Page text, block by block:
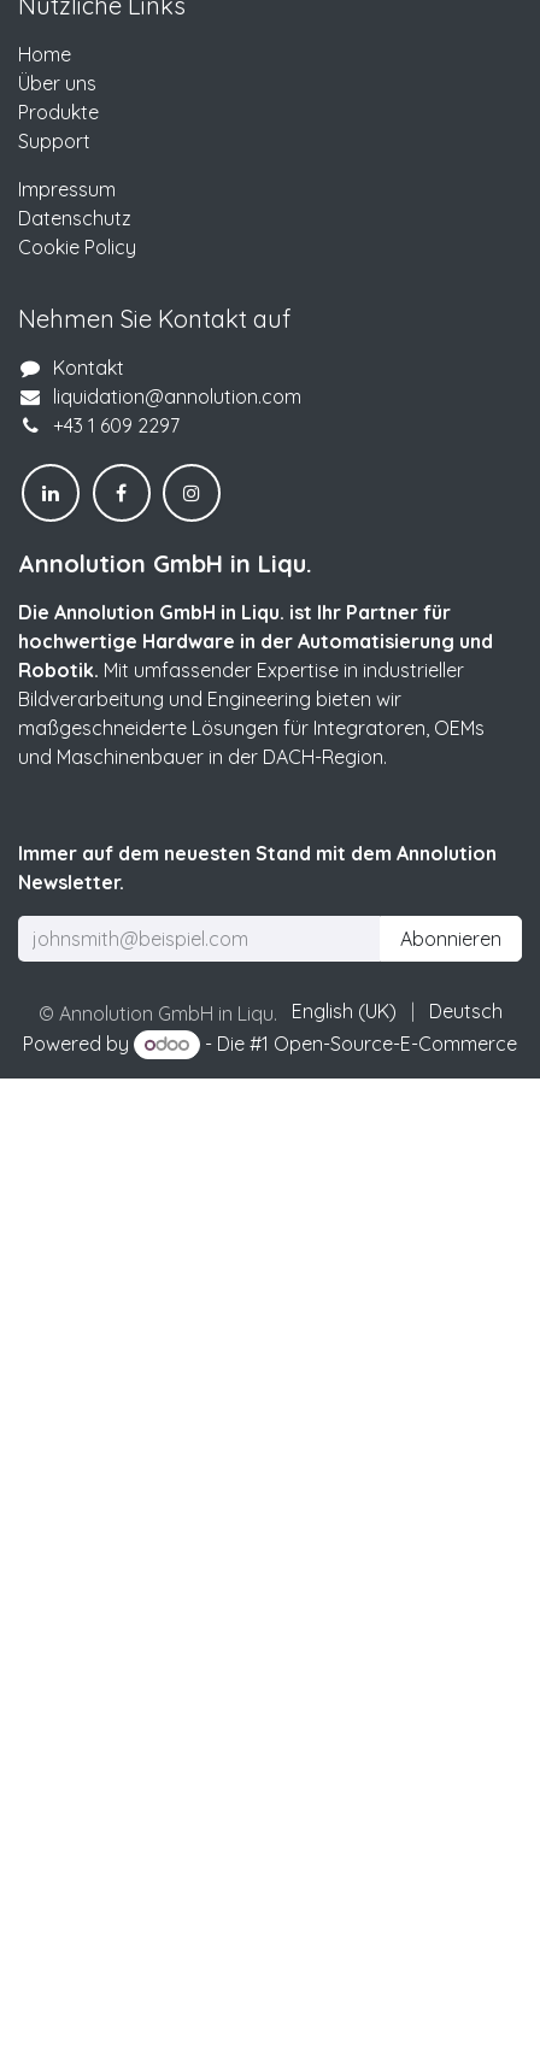
Home
Über uns
Produkte
Support
Impressum
Datenschutz
Cookie Policy
Nehmen Sie Kontakt auf
Kontakt
liquidation@annolution.com
+43 1 609 2297
Annolution GmbH in Liqu.
Die Annolution GmbH in Liqu. ist Ihr Partner für
hochwertige Hardware in der Automatisierung und
Robotik. Mit umfassender Expertise in industrieller
Bildverarbeitung und Engineering bieten wir
maßgeschneiderte Lösungen für Integratoren, OEMs
und Maschinenbauer in der DACH-Region.
Immer auf dem neuesten Stand mit dem Annolution
Newsletter.
Abonnieren
© Annolution GmbH in Liqu. English (UK) |
Deutsch
Powered by
- Die #1 Open-Source-E-Commerce